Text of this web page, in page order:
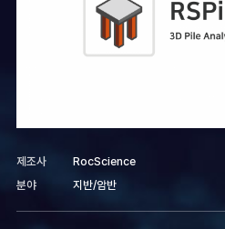
제조사
RocScience
분야
지반/암반